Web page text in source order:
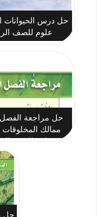
حل درس الحيوانات
علوم للصف
حل مراجعة الفصل
ممالك المخلوقات
حل